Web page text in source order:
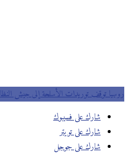
روسيا توقف توريدات الأسلحة إلى جيش النظام
شارك على فسيبوك
شارك على تويتر
شارك على جوجل